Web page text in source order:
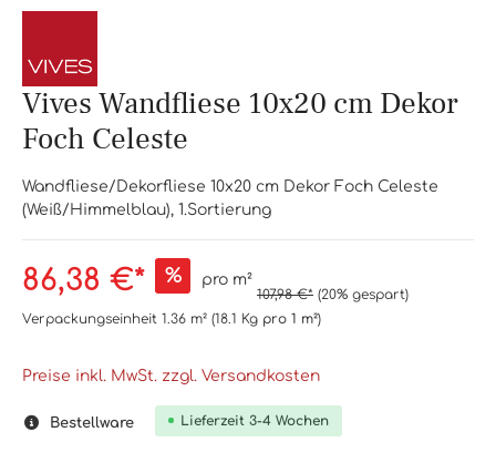
Vives Wandfliese 10x20 cm Dekor
Foch Celeste
Wandfliese/Dekorfliese 10x20 cm Dekor Foch Celeste
(Weiß/Himmelblau), 1.Sortierung
86,38 €* % pro m²
107,98 €* (20% gespart)
Verpackungseinheit 1.36 m² (18.1 Kg pro 1 m²)
Preise inkl. MwSt. zzgl. Versandkosten
Bestellware Lieferzeit 3-4 Wochen